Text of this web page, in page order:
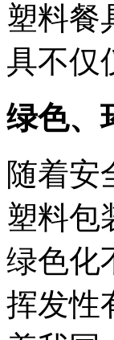
塑料餐
具不仅
绿色、
随着安
塑料包
绿色化
挥发性